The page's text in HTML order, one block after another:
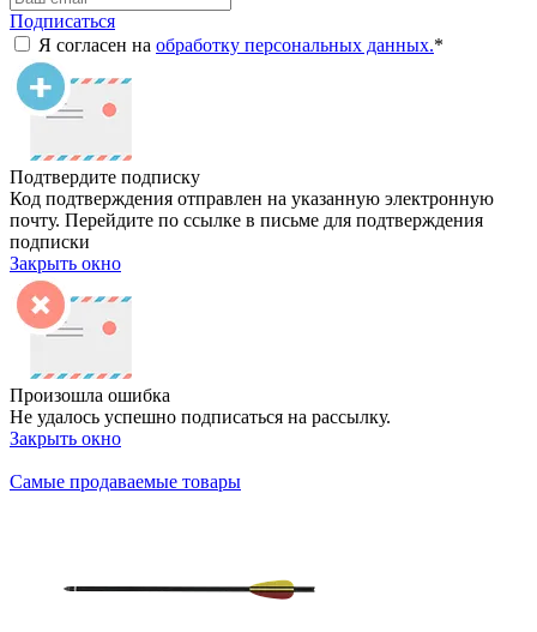
Подписаться
Я согласен на обработку персональных данных.*
Подтвердите подписку
Код подтверждения отправлен на указанную электронную
почту. Перейдите по ссылке в письме для подтверждения
подписки
Закрыть окно
Произошла ошибка
Не удалось успешно подписаться на рассылку.
Закрыть окно
Самые продаваемые товары